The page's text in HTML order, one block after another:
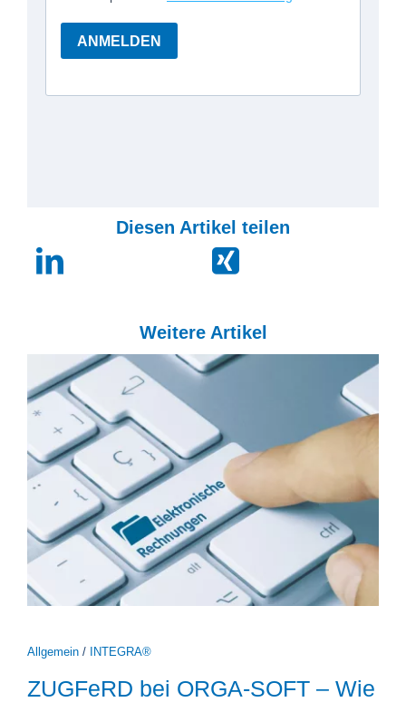
Diesen Artikel teilen
Weitere Artikel
Allgemein / INTEGRA®
ZUGFeRD bei ORGA-SOFT – Wie